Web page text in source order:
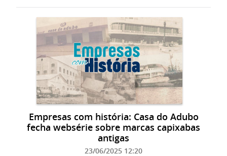
Empresas com história: Casa do Adubo
fecha websérie sobre marcas capixabas
antigas
23/06/2025 12:20